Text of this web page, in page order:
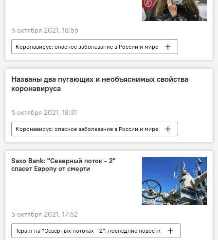
5 октября 2021, 18:55
Коронавирус: опасное заболевание в России и мире
Россия
коронавирус
Названы два пугающих и необъяснимых свойства
коронавируса
5 октября 2021, 18:31
Коронавирус: опасное заболевание в России и мире
Здравоохранение
коронавирус
Saxo Bank: "Северный поток - 2"
спасет Европу от смерти
5 октября 2021, 17:52
Теракт на "Северных потоках - 2": последние новости